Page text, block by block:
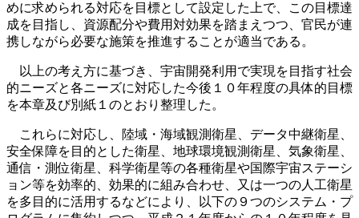
めに求められる対応を目標として設定した上で、この目標達
成を目指し、資源配分や費用対効果を踏まえつつ、官民が連
携しながら必要な施策を推進することが適当である。
以上の考え方に基づき、宇宙開発利用で実現を目指す社会
的ニーズと各ニーズに対応した今後１０年程度の具体的目標
を本章及び別紙１のとおり整理した。
これらに対応し、陸域・海域観測衛星、データ中継衛星、
安全保障を目的とした衛星、地球環境観測衛星、気象衛星、
通信・測位衛星、科学衛星等の各種衛星や国際宇宙ステーシ
ョン等を効率的、効果的に組み合わせ、又は一つの人工衛星
を多目的に活用するなどにより、以下の９つのシステム・プ